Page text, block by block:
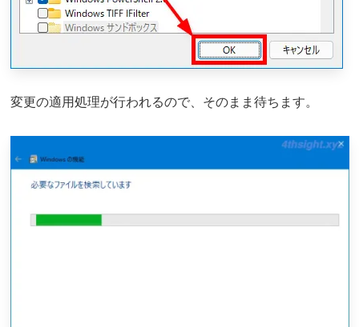
変更の適用処理が行われるので、そのまま待ちます。